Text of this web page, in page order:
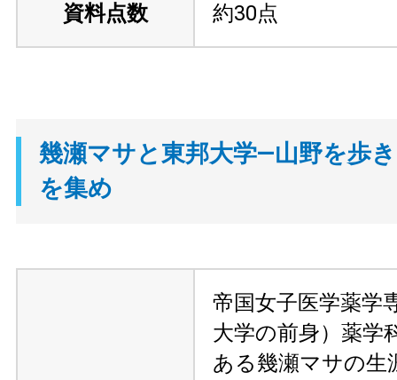
資料点数 約30点
幾瀬マサと東邦大学—山野を歩
を集め
帝国女子医学薬学
大学の前身）薬学
ある幾瀬マサの生